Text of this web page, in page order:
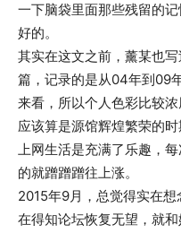
一下脑袋里面那些残留的
好的。
其实在这文之前，薰某也
篇，记录的是从04年到09
来看，所以个人色彩比较
应该算是源馆辉煌繁荣的
上网生活是充满了乐趣，
的就蹭蹭蹭往上涨。
2015年9月，总觉得实在想
在得知论坛恢复无望，就